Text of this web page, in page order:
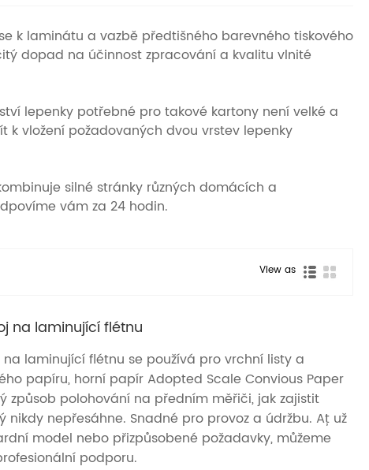
k laminátu a vazbě předtišného barevného tiskového
dopad na účinnost zpracování a kvalitu vlnité
lepenky potřebné pro takové kartony není velké a
k vložení požadovaných dvou vrstev lepenky
silné stránky různých domácích a
vám za 24 hodin.
View as
na laminující flétnu
laminující flétnu se používá pro vrchní listy a
papíru, horní papír Adopted Scale Convious Paper
způsob polohování na předním měřiči, jak zajistit
nikdy nepřesáhne. Snadné pro provoz a údržbu. Ať už
model nebo přizpůsobené požadavky, můžeme
podporu.